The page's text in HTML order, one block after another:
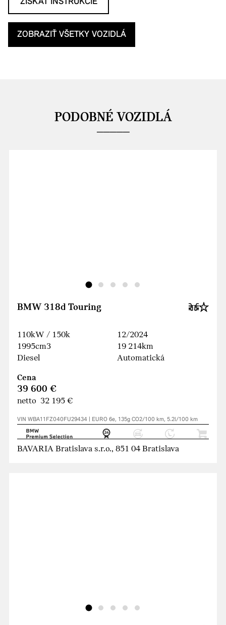
ZOBRAZIŤ VŠETKY VOZIDLÁ
PODOBNÉ VOZIDLÁ
BMW 318d Touring
110kW / 150k
1995cm3
Diesel
12/2024
19 214km
Automatická
Cena
39 600 €
netto 32 195 €
VIN WBA11FZ040FU29434 | EURO 6e, 135g CO2/100 km, 5.2l/100 km
BAVARIA Bratislava s.r.o., 851 04 Bratislava